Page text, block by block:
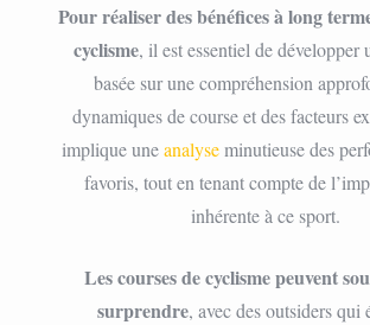
Pour réaliser des bénéfices à long
cyclisme, il est essentiel de développer
basée sur une compréhension
dynamiques de course et des facteurs
implique uneanalyseminutieuse des
favoris, tout en tenant compte de
inhérente à ce sport.
Les courses de cyclisme peuvent
surprendre, avec des outsiders qui